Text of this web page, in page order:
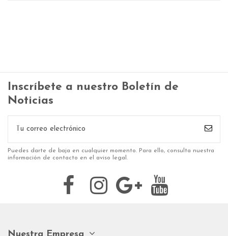
Inscríbete a nuestro Boletín de
Noticias
Puedes darte de baja en cualquier momento. Para ello, consulta nuestra
información de contacto en el aviso legal.